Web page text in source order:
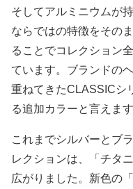
そしてアルミニウムが
ならではの特徴をその
ることでコレクション
ています。ブランドの
重ねてきたCLASSICシ
る追加カラーと言えます
これまでシルバーとブ
レクションは、「チタ
広がりました。新色の